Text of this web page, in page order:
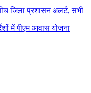
जिला प्रशासन अलर्ट, सभी
में पीएम आवास योजना